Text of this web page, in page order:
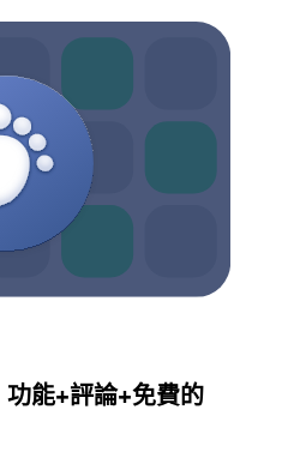
能+評論+免費的
的訂閱！
訂閱！
代碼已發送至您的
購買